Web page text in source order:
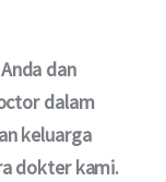
dan
dalam
keluarga
dokter kami.